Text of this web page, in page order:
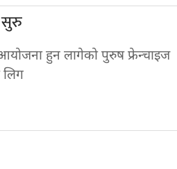
सुरु
हुन लागेको पुरुष फ्रेन्चाइज
लिग